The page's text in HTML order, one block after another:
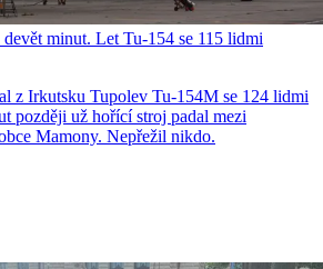
minut. Let Tu-154 se 115 lidmi
z Irkutsku Tupolev Tu-154M se 124 lidmi
později už hořící stroj padal mezi
Mamony. Nepřežil nikdo.